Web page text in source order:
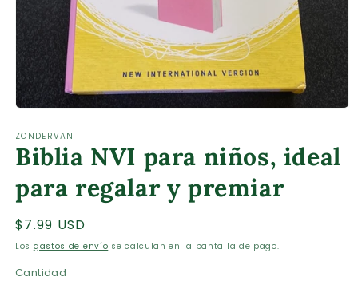
multimedia
1
en
ventana
modal
ZONDERVAN
Biblia NVI para niños, ideal
para regalar y premiar
Precio
habitual
$7.99 USD
Los gastos de envío se calculan en la pantalla de pago.
Cantidad
Cantidad